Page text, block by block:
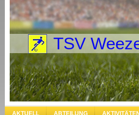
TSV
AKTUELL ABTEILUNG AKTIVITÄTEN